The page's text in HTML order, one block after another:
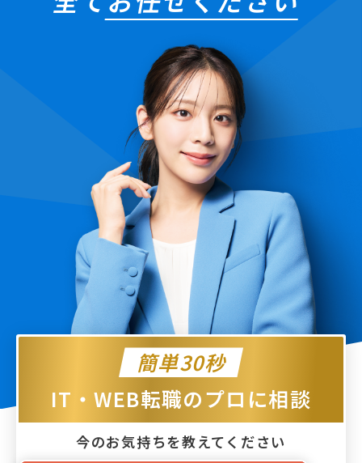
簡単30秒
IT・WEB転職のプロに相談
今のお気持ちを教えてください